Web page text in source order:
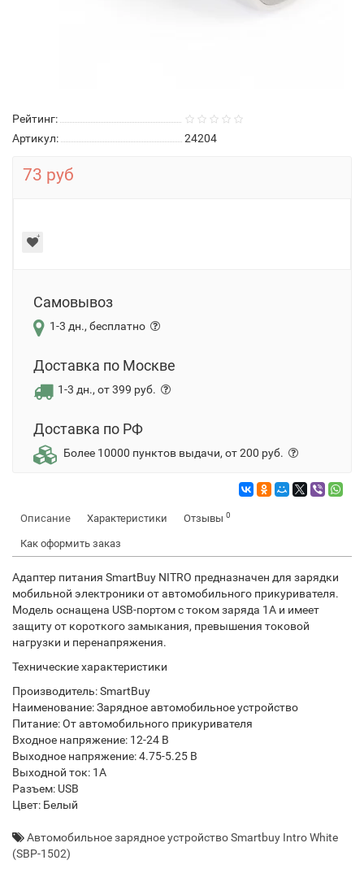
Рейтинг:
Артикул:
24204
73 руб
Самовывоз
1-3 дн., бесплатно
Доставка по Москве
1-3 дн., от 399 руб.
Доставка по РФ
Более 10000 пунктов выдачи, от 200 руб.
Описание Характеристики Отзывы 0
Как оформить заказ
Адаптер питания SmartBuy NITRO предназначен для зарядки
мобильной электроники от автомобильного прикуривателя.
Модель оснащена USB-портом с током заряда 1А и имеет
защиту от короткого замыкания, превышения токовой
нагрузки и перенапряжения.
Технические характеристики
Производитель: SmartBuy
Наименование: Зарядное автомобильное устройство
Питание: От автомобильного прикуривателя
Входное напряжение: 12-24 В
Выходное напряжение: 4.75-5.25 В
Выходной ток: 1А
Разъем: USB
Цвет: Белый
Автомобильное зарядное устройство Smartbuy Intro White
(SBP-1502)